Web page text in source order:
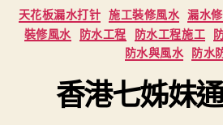
天花板漏水打针 施工裝修風水 漏水
裝修風水 防水工程 防水工程施工
防水與風水 防水
香港七姊妹